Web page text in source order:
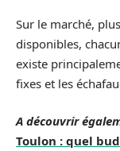
Sur le marché,
disponibles,
existe
fixes et les
A découvrir
Toulon : quel